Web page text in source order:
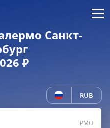
Меню
Санкт-
₽
RUB
PMO